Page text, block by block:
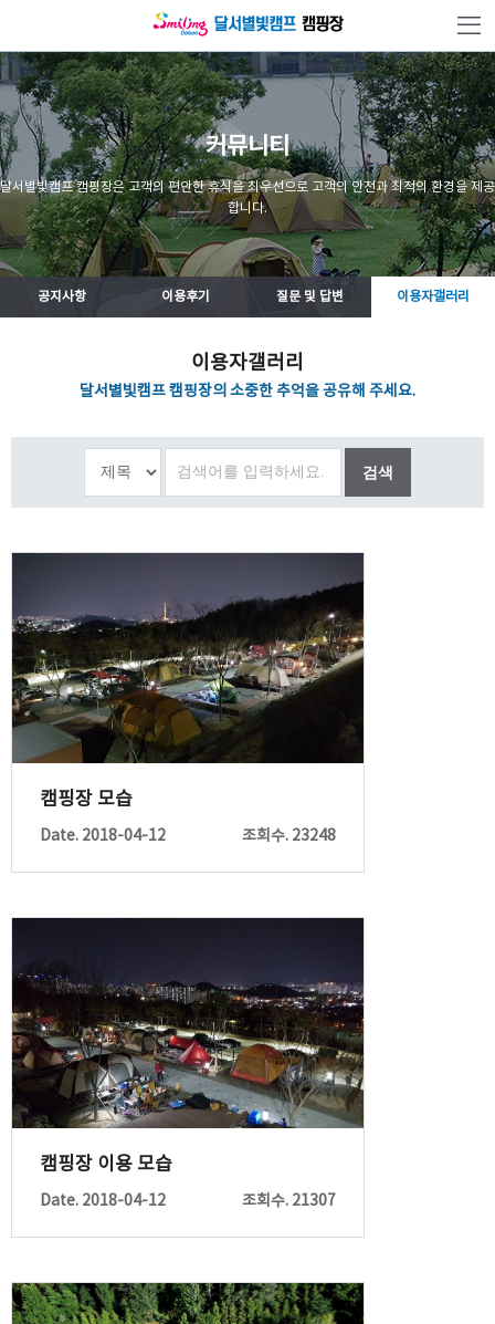
커뮤니티
달서별빛캠프 캠핑장은 고객의 편안한 휴식을 최우선으로 고객의 안전과 최적의 환경을 제공
합니다.
공지사항 이용후기 질문 및 답변 이용자갤러리
이용자갤러리
달서별빛캠프 캠핑장의 소중한 추억을 공유해 주세요.
검색
캠핑장 모습
Date. 2018-04-12 조회수. 23248
캠핑장 이용 모습
Date. 2018-04-12 조회수. 21307